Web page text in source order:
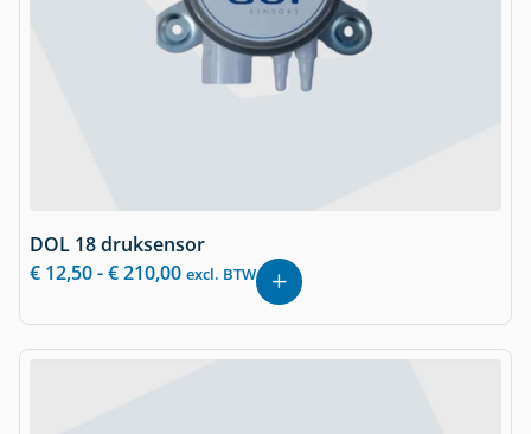
DOL 18 druksensor
€ 12,50-€210,00 excl. BTW